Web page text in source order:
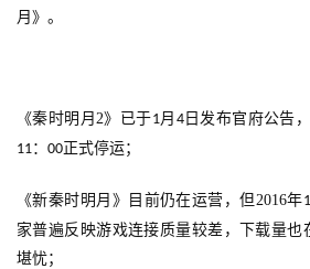
月》。
《秦时明月2》已于1月 4日发布官府公告
11： 00正式停运；
《新秦时明月》目前仍在运营，但2016年
家普遍反映游戏连接质量较差，下载量也
堪忧；